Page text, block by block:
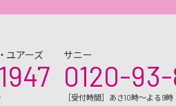
ユアーズ
サニー
0120-93-
［受付時間］あさ10時～よる9時